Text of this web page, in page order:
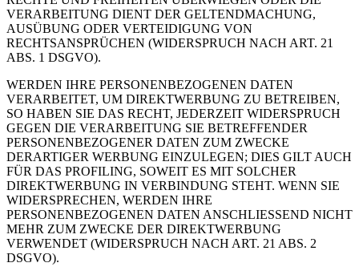
VERARBEITUNG DIENT DER GELTENDMACHUNG,
AUSÜBUNG ODER VERTEIDIGUNG VON
RECHTSANSPRÜCHEN (WIDERSPRUCH NACH ART. 21
ABS. 1 DSGVO).
WERDEN IHRE PERSONENBEZOGENEN DATEN
VERARBEITET, UM DIREKTWERBUNG ZU BETREIBEN,
SO HABEN SIE DAS RECHT, JEDERZEIT WIDERSPRUCH
GEGEN DIE VERARBEITUNG SIE BETREFFENDER
PERSONENBEZOGENER DATEN ZUM ZWECKE
DERARTIGER WERBUNG EINZULEGEN; DIES GILT AUCH
FÜR DAS PROFILING, SOWEIT ES MIT SOLCHER
DIREKTWERBUNG IN VERBINDUNG STEHT. WENN SIE
WIDERSPRECHEN, WERDEN IHRE
PERSONENBEZOGENEN DATEN ANSCHLIESSEND NICHT
MEHR ZUM ZWECKE DER DIREKTWERBUNG
VERWENDET (WIDERSPRUCH NACH ART. 21 ABS. 2
DSGVO).